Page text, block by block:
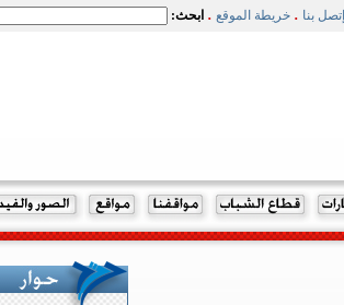
إتصل بنا . خريطة الموقع . ابحث: